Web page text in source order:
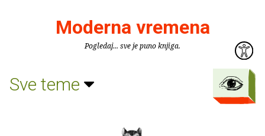
Moderna vremena
Pogledaj... sve je puno knjiga.
Sve teme